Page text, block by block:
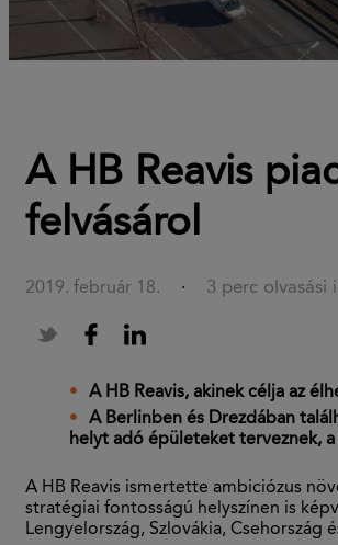
A HB Reavis
felvásárol
2019. február 18. · 3 perc olvasási
A HB Reavis, akinek célja az
A Berlinben és Drezdában
helyt adó épületeket terveznek,
A HB Reavis ismertette ambiciózus
stratégiai fontosságú helyszínen is
Lengyelország, Szlovákia, Csehország